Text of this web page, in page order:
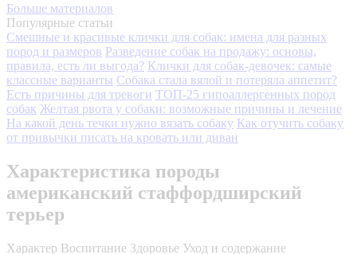
Больше материалов
Популярные статьи
Смешные и красивые клички для собак: имена для разных
пород и размеров Разведение собак на продажу: основы,
правила, есть ли выгода? Клички для собак-девочек: самые
классные варианты Собака стала вялой и потеряла аппетит?
Есть причины для тревоги ТОП-25 гипоаллергенных пород
собак Желтая рвота у собаки: возможные причины и лечение
На какой день течки нужно вязать собаку Как отучить собаку
от привычки писать на кровать или диван
Характеристика породы
американский стаффордширский
терьер
Характер Воспитание Здоровье Уход и содержание